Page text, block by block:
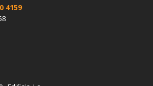
4159